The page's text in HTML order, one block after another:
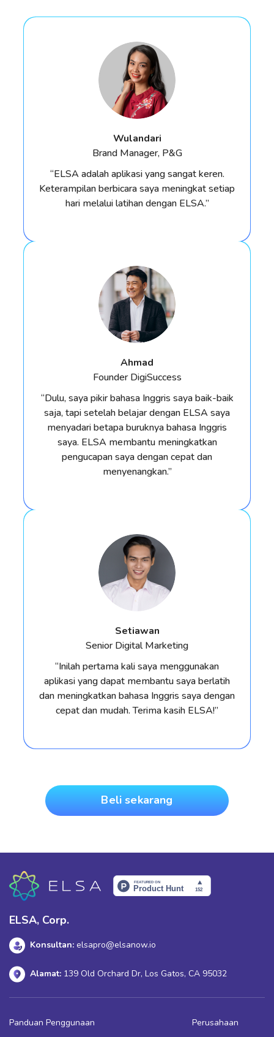
Wulandari
Brand Manager, P&G
“ELSA adalah aplikasi yang sangat keren.
Keterampilan berbicara saya meningkat setiap
hari melalui latihan dengan ELSA.”
Ahmad
Founder DigiSuccess
“Dulu, saya pikir bahasa Inggris saya baik-baik
saja, tapi setelah belajar dengan ELSA saya
menyadari betapa buruknya bahasa Inggris
saya. ELSA membantu meningkatkan
pengucapan saya dengan cepat dan
menyenangkan.”
Setiawan
Senior Digital Marketing
“Inilah pertama kali saya menggunakan
aplikasi yang dapat membantu saya berlatih
dan meningkatkan bahasa Inggris saya dengan
cepat dan mudah. Terima kasih ELSA!”
Beli sekarang
ELSA, Corp.
Konsultan: elsapro@elsanow.io
Alamat: 139 Old Orchard Dr, Los Gatos, CA 95032
Panduan Penggunaan
Perusahaan